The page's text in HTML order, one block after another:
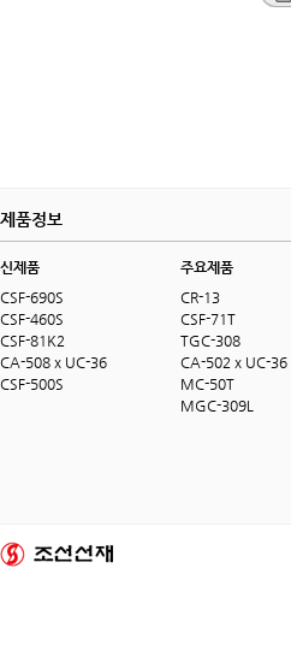
제품정보
신제품
CSF-690S
CSF-460S
CSF-81K2
CA-508 x UC-36
CSF-500S
주요제품
CR-13
CSF-71T
TGC-308
CA-502 x UC-36
MC-50T
MGC-309L